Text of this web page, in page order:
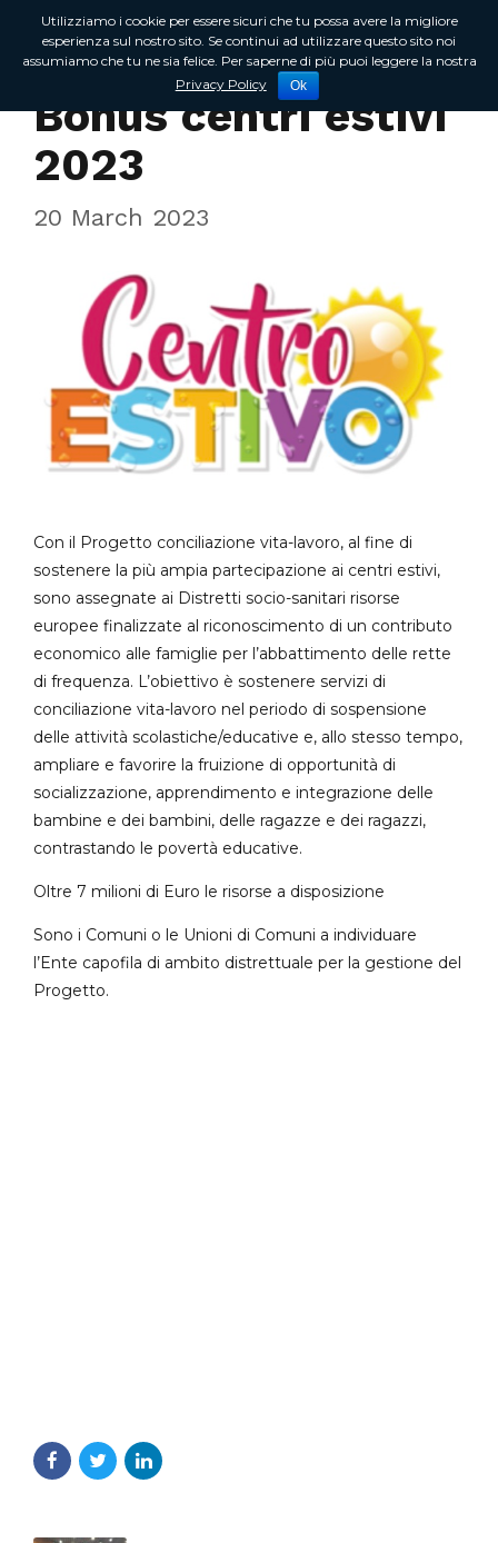
In Regione
Bonus centri estivi
2023
20 March 2023
Con il Progetto conciliazione vita-lavoro, al fine di
sostenere la più ampia partecipazione ai centri estivi,
sono assegnate ai Distretti socio-sanitari risorse
europee finalizzate al riconoscimento di un contributo
economico alle famiglie per l’abbattimento delle rette
di frequenza. L’obiettivo è sostenere servizi di
conciliazione vita-lavoro nel periodo di sospensione
delle attività scolastiche/educative e, allo stesso tempo,
ampliare e favorire la fruizione di opportunità di
socializzazione, apprendimento e integrazione delle
bambine e dei bambini, delle ragazze e dei ragazzi,
contrastando le povertà educative.
Oltre 7 milioni di Euro le risorse a disposizione
Sono i Comuni o le Unioni di Comuni a individuare
l’Ente capofila di ambito distrettuale per la gestione del
Progetto.
Utilizziamo i cookie per essere sicuri che tu possa avere la migliore
esperienza sul nostro sito. Se continui ad utilizzare questo sito noi
assumiamo che tu ne sia felice. Per saperne di più puoi leggere la nostra
Privacy Policy
Ok